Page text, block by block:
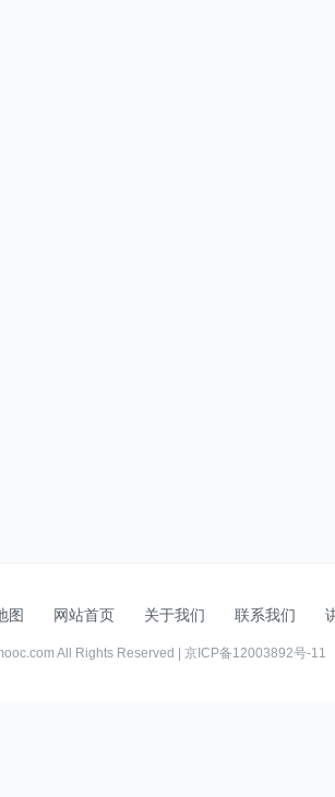
图 网站首页 关于我们 联系我们
All Rights Reserved | 京ICP备12003892号-11